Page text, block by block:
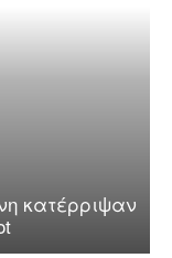
κατέρριψαν